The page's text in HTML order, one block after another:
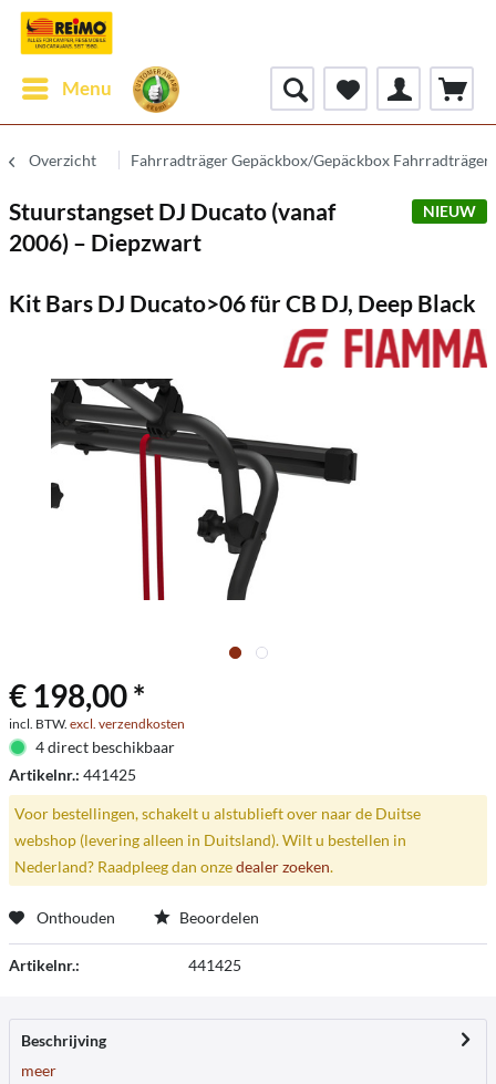
Menu
Overzicht Fahrradträger Gepäckbox/Gepäckbox Fahrradträger
Stuurstangset DJ Ducato (vanaf
2006) – Diepzwart
NIEUW
Kit Bars DJ Ducato>06 für CB DJ, Deep Black
€ 198,00 *
incl. BTW. excl. verzendkosten
4 direct beschikbaar
Artikelnr.: 441425
Voor bestellingen, schakelt u alstublieft over naar de Duitse
webshop (levering alleen in Duitsland). Wilt u bestellen in
Nederland? Raadpleeg dan onzedealer zoeken.
Onthouden Beoordelen
Artikelnr.: 441425
Beschrijving
meer